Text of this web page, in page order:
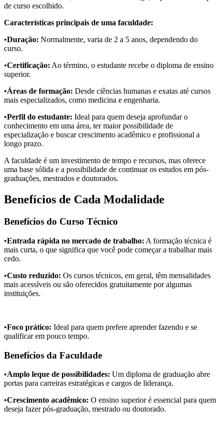
de curso escolhido.
Características principais de uma faculdade:
•Duração: Normalmente, varia de 2 a 5 anos, dependendo do
curso.
•Certificação: Ao término, o estudante recebe o diploma de ensino
superior.
•Áreas de formação: Desde ciências humanas e exatas até cursos
mais especializados, como medicina e engenharia.
•Perfil do estudante: Ideal para quem deseja aprofundar o
conhecimento em uma área, ter maior possibilidade de
especialização e buscar crescimento acadêmico e profissional a
longo prazo.
A faculdade é um investimento de tempo e recursos, mas oferece
uma base sólida e a possibilidade de continuar os estudos em pós-
graduações, mestrados e doutorados.
Benefícios de Cada Modalidade
Benefícios do Curso Técnico
•Entrada rápida no mercado de trabalho: A formação técnica é
mais curta, o que significa que você pode começar a trabalhar mais
cedo.
•Custo reduzido: Os cursos técnicos, em geral, têm mensalidades
mais acessíveis ou são oferecidos gratuitamente por algumas
instituições.
•Foco prático: Ideal para quem prefere aprender fazendo e se
qualificar em pouco tempo.
Benefícios da Faculdade
•Amplo leque de possibilidades: Um diploma de graduação abre
portas para carreiras estratégicas e cargos de liderança.
•Crescimento acadêmico: O ensino superior é essencial para quem
deseja fazer pós-graduação, mestrado ou doutorado.